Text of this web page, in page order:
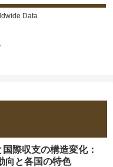
Data
際収支の構造変化：
向と各国の特色